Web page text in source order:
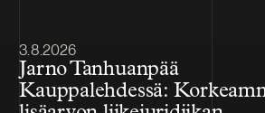
Julkaistu
3.8.2026
Jarno Tanhuanpää
Kauppalehdessä: